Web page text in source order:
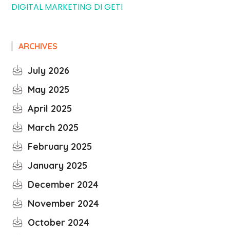
DIGITAL MARKETING DI GETI
ARCHIVES
July 2026
May 2025
April 2025
March 2025
February 2025
January 2025
December 2024
November 2024
October 2024